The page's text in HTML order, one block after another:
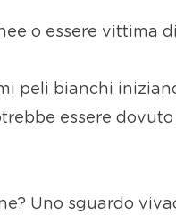
o essere vittima
peli bianchi
essere
Uno sguardo